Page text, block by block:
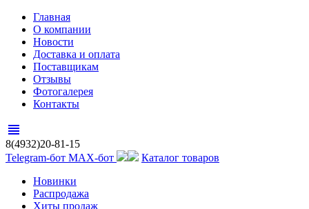
Главная
О компании
Новости
Доставка и оплата
Поставщикам
Отзывы
Фотогалерея
Контакты
view_headline
8(4932)20-81-15
Telegram-бот MAX-бот
Каталог товаров
Новинки
Распродажа
Хиты продаж